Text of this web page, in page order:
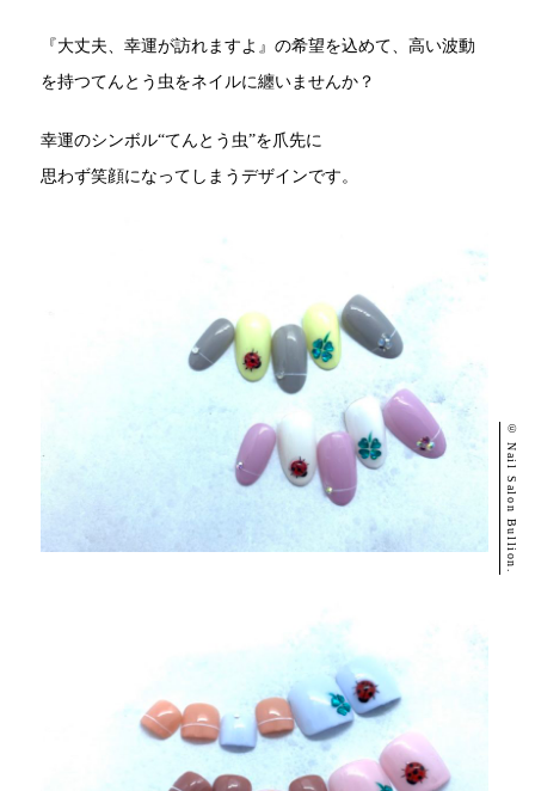
『大丈夫、幸運が訪れますよ』の希望を込めて、高い波動
を持つてんとう虫をネイルに纏いませんか？
幸運のシンボル“てんとう虫”を爪先に
思わず笑顔になってしまうデザインです。
© Nail Salon Bullion.